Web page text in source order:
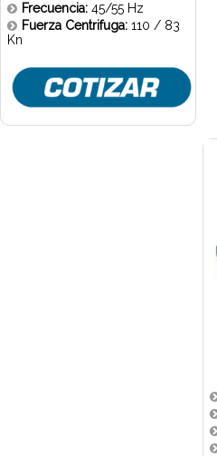
Frecuencia: 45/55 Hz
Fuerza Centrifuga: 110 / 83
Kn